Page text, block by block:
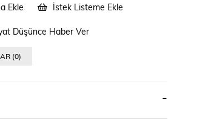
Ekle İstek Listeme Ekle
Düşünce Haber Ver
(0)